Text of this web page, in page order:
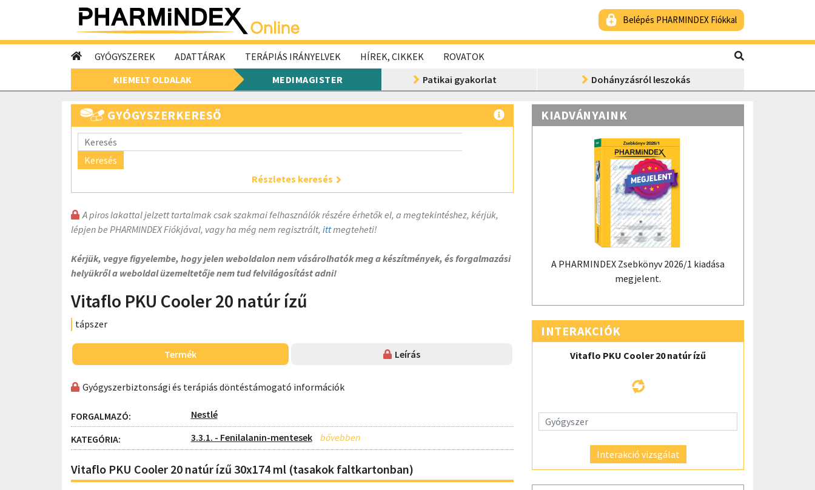
Belépés PHARMINDEX Fiókkal
GYÓGYSZEREK ADATTÁRAK TERÁPIÁS IRÁNYELVEK HÍREK, CIKKEK
ROVATOK
KIEMELT OLDALAK
MEDIMAGISTER Patikai gyakorlat Dohányzásról leszokás
GYÓGYSZERKERESŐ
Keresés
Részletes keresés
A piros lakattal jelzett tartalmak csak szakmai felhasználók részére érhetők el, a megtekintéshez, kérjük,
lépjen be PHARMINDEX Fiókjával, vagy ha még nem regisztrált, ittmegteheti!
Kérjük, vegye figyelembe, hogy jelen weboldalon nem vásárolhatók meg a készítmények, és forgalmazási
helyükről a weboldal üzemeltetője nem tud felvilágosítást adni!
Vitaflo PKU Cooler 20 natúr ízű
tápszer
Termék Leírás
Gyógyszerbiztonsági és terápiás döntéstámogató információk
FORGALMAZÓ: Nestlé
KATEGÓRIA: 3.3.1. - Fenilalanin-mentesek
Vitaflo PKU Cooler 20 natúr ízű 30x174 ml (tasakok faltkartonban)
KIADVÁNYAINK
A PHARMINDEX Zsebkönyv 2026/1 kiadása
megjelent.
INTERAKCIÓK
Vitaflo PKU Cooler 20 natúr ízű
Interakció vizsgálat